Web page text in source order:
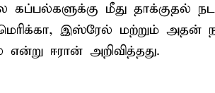
மீது தாக்குதல்
இஸ்ரேல் மற்றும் அதன்
ஈரான் அறிவித்தது.